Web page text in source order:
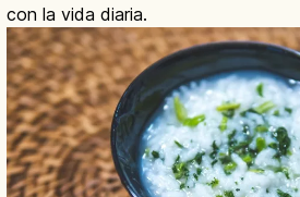
con la vida diaria.